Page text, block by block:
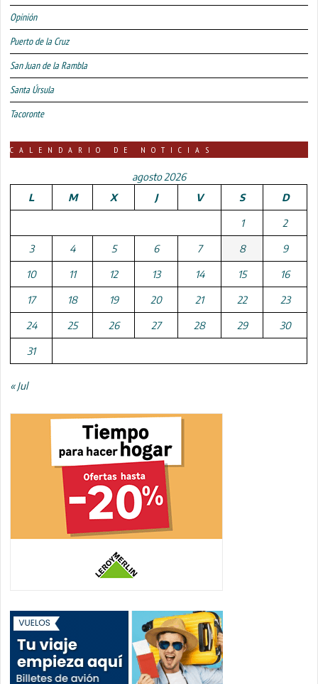
Opinión
Puerto de la Cruz
San Juan de la Rambla
Santa Úrsula
Tacoronte
CALENDARIO DE NOTICIAS
agosto 2026
L
M X J V S D
1 2
3 4 5 6 7 8 9
10 11 12 13 14 15 16
17 18 19 20 21 22 23
24 25 26 27 28 29 30
31
« Jul